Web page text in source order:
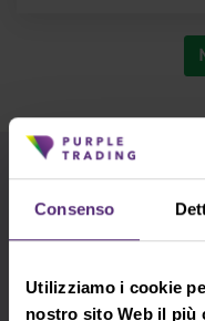
Consenso
Utilizziamo i cookie
nostro sito Web il più
Utilizza i tag
Analisi
Apple